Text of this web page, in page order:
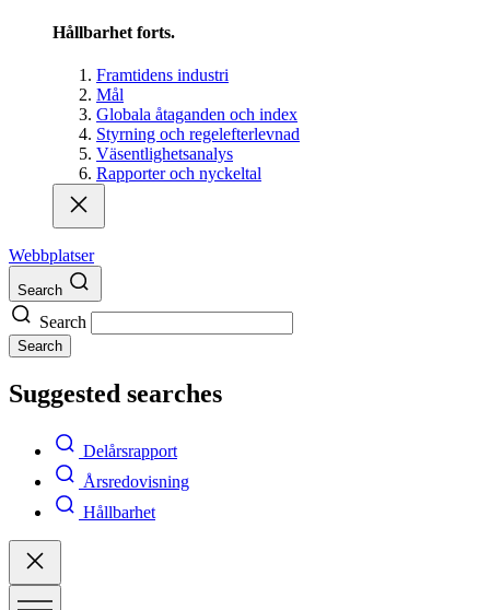
Hållbarhet forts.
Framtidens industri
Mål
Globala åtaganden och index
Styrning och regelefterlevnad
Väsentlighetsanalys
Rapporter och nyckeltal
Webbplatser
Search
Search
Search
Suggested searches
Delårsrapport
Årsredovisning
Hållbarhet